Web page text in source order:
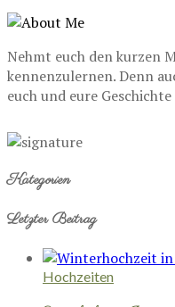
Nehmt euch den kurzen
kennenzulernen. Denn
euch und eure
Kategorien
Letzter Beitrag
Hochzeiten